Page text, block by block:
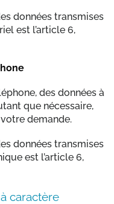
données transmises
est l’article 6,
des données à
que nécessaire,
demande.
données transmises
est l’article 6,
caractère